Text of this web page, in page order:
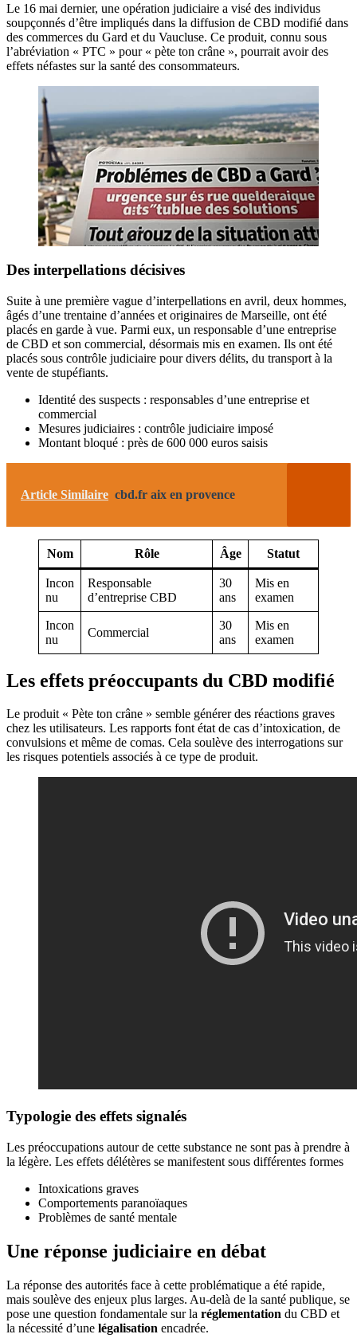
Le 16 mai dernier, une opération judiciaire a visé des individus
soupçonnés d’être impliqués dans la diffusion de CBD modifié dans
des commerces du Gard et du Vaucluse. Ce produit, connu sous
l’abréviation « PTC » pour « pète ton crâne », pourrait avoir des
effets néfastes sur la santé des consommateurs.
Des interpellations décisives
Suite à une première vague d’interpellations en avril, deux hommes,
âgés d’une trentaine d’années et originaires de Marseille, ont été
placés en garde à vue. Parmi eux, un responsable d’une entreprise
de CBD et son commercial, désormais mis en examen. Ils ont été
placés sous contrôle judiciaire pour divers délits, du transport à la
vente de stupéfiants.
Identité des suspects : responsables d’une entreprise et
commercial
Mesures judiciaires : contrôle judiciaire imposé
Montant bloqué : près de 600 000 euros saisis
Article Similaire cbd.fr aix en provence
Nom Rôle Âge Statut
Incon
nu
Responsable
d’entreprise CBD
30
ans
Mis en
examen
Incon
nu
Commercial
30
ans
Mis en
examen
Les effets préoccupants du CBD modifié
Le produit « Pète ton crâne » semble générer des réactions graves
chez les utilisateurs. Les rapports font état de cas d’intoxication, de
convulsions et même de comas. Cela soulève des interrogations sur
les risques potentiels associés à ce type de produit.
Typologie des effets signalés
Les préoccupations autour de cette substance ne sont pas à prendre à
la légère. Les effets délétères se manifestent sous différentes formes
Intoxications graves
Comportements paranoïaques
Problèmes de santé mentale
Une réponse judiciaire en débat
La réponse des autorités face à cette problématique a été rapide,
mais soulève des enjeux plus larges. Au-delà de la santé publique, se
pose une question fondamentale sur la réglementation du CBD et
la nécessité d’une légalisation encadrée.